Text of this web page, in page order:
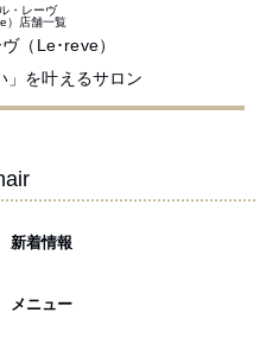
（Le･reve）
」を叶えるサロン
新着情報
メニュー